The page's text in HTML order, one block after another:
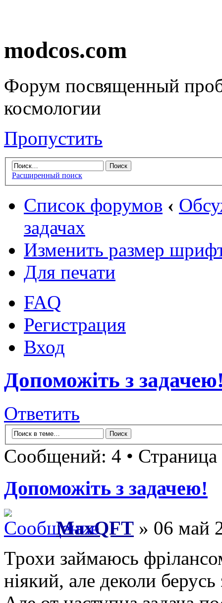
modcos.com
Форум посвященный
космологии
Пропустить
Расширенный поиск
Список форумов ‹
задачах
Изменить размер
Для печати
FAQ
Регистрация
Вход
Допоможіть з
Ответить
Сообщений: 4 • Страница
Допоможіть з задачею!
MaxQFT » 06 май
Трохи займаюсь
ніякий, але деколи